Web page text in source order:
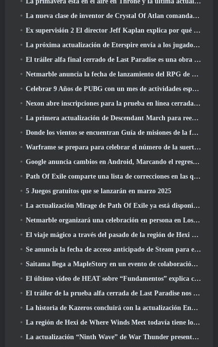
La nueva clase de inventor de Crystal Of Atlan comanda a los Magitech Mechs en la batalla
Ex supervisión 2 El director Jeff Kaplan explica por qué dejó a Blizzard
La próxima actualización de Eterspire envía a los jugadores a las minas enanas
El tráiler alfa final cerrado de Last Paradise es una obra de arte pequeña pero aterradora
Netmarble anuncia la fecha de lanzamiento del RPG de acción para domesticar monstruos Mongil: Buceo estelar
Celebrar 9 Años de PUBG con un mes de actividades especiales
Nexon abre inscripciones para la prueba en línea cerrada de abril de MapleStory Classic World
La primera actualización de Descendant March para reequilibrar el Sharen y presentar contenido nuevo
Donde los vientos se encuentran Guía de misiones de la fortaleza de Whitecrown
Warframe se prepara para celebrar el número de la suerte 13 Con eventos de aniversario
Google anuncia cambios en Android, Marcando el regreso de Fortnite a Play Store
Path Of Exile comparte una lista de correcciones en las que se está trabajando después del lanzamiento de Mirage
5 Juegos gratuitos que se lanzarán en marzo 2025
La actualización Mirage de Path Of Exile ya está disponible
Netmarble organizará una celebración en persona en Los Ángeles. Antes de los siete pecados capitales: Lanzamiento de origen
El viaje mágico a través del pasado de la región de Hexi comienza donde los vientos se encuentran hoy
Se anuncia la fecha de acceso anticipado de Steam para el ARPG Crystalfall de Steampunk
Saitama llega a MapleStory en un evento de colaboración con One-Punch Man
El último vídeo de HEAT sobre “Fundamentos” explica cómo trabajan juntos los agentes y los tanques
El tráiler de la prueba alfa cerrada de Last Paradise nos recuerda cómo es realmente sobrevivir al Apocalipsis zombi
La historia de Kazeros concluirá con la actualización Ends Of The Abyss de Lost Ark
La región de Hexi de Where Winds Meet todavía tiene lo que los jugadores aman y al mismo tiempo es una experiencia única
La actualización “Ninth Wave” de War Thunder presenta aviones de rango IX